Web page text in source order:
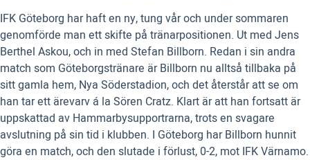
IFK Göteborg har haft en ny, tung vår och under sommaren
genomförde man ett skifte på tränarpositionen. Ut med Jens
Berthel Askou, och in med Stefan Billborn. Redan i sin andra
match som Göteborgstränare är Billborn nu alltså tillbaka på
sitt gamla hem, Nya Söderstadion, och det återstår att se om
han tar ett ärevarv á la Sören Cratz. Klart är att han fortsatt är
uppskattad av Hammarbysupportrarna, trots en svagare
avslutning på sin tid i klubben. I Göteborg har Billborn hunnit
göra en match, och den slutade i förlust, 0-2, mot IFK Värnamo.